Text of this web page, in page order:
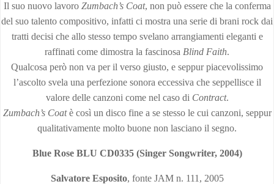
Il suo nuovo lavoro Zumbach’s Coat, non può essere che la conferma
del suo talento compositivo, infatti ci mostra una serie di brani rock dai
tratti decisi che allo stesso tempo svelano arrangiamenti eleganti e
raffinati come dimostra la fascinosa Blind Faith.
Qualcosa però non va per il verso giusto, e seppur piacevolissimo
l’ascolto svela una perfezione sonora eccessiva che seppellisce il
valore delle canzoni come nel caso di Contract.
Zumbach’s Coatè così un disco fine a se stesso le cui canzoni, seppur
qualitativamente molto buone non lasciano il segno.
Blue Rose BLU CD0335 (Singer Songwriter, 2004)
Salvatore Esposito, fonte JAM n. 111, 2005